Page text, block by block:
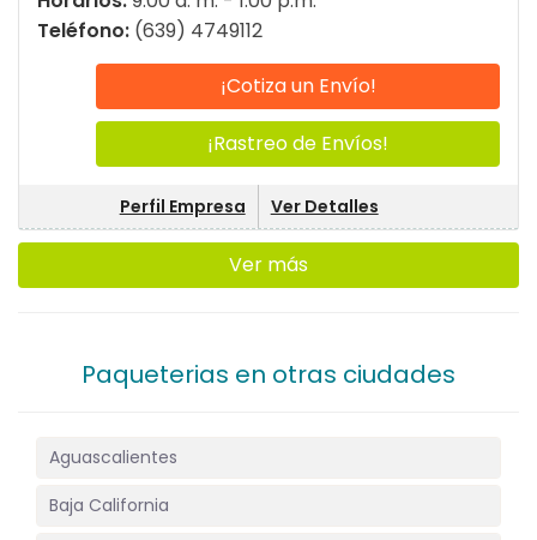
Teléfono: (639) 4749112
¡Cotiza un Envío!
¡Rastreo de Envíos!
Perfil Empresa Ver Detalles
Ver más
Paqueterias en otras ciudades
Aguascalientes
Baja California